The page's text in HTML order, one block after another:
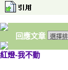
回應文章
紅燈-我不動